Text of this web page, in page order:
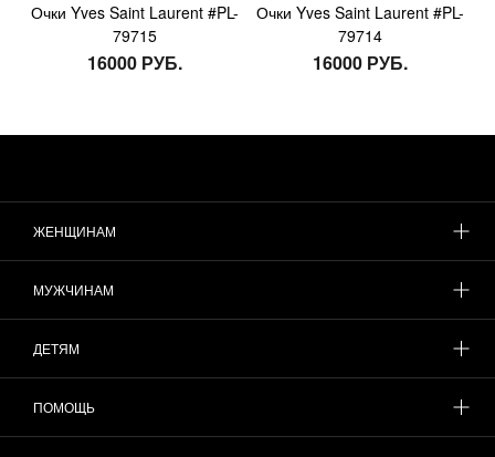
Очки Yves Saint Laurent #PL-
79715
16000 РУБ.
Очки Yves Saint Laurent #PL-
79714
16000 РУБ.
ЖЕНЩИНАМ
МУЖЧИНАМ
ДЕТЯМ
ПОМОЩЬ